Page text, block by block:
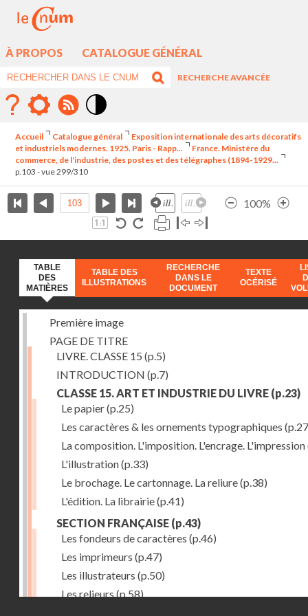
À PROPOS CATALOGUE GÉNÉRAL
RECHERCHE AVANCÉE
élévé
Accueil Catalogue général
Exposition internationale des arts décoratifs
et industriels modernes. 1925. Paris - Rapp...
France. Ministère du
commerce, de l'industrie, des postes et des télégraphes (1894-1929...
p.103 - vue 299/310
100%
TABLE
DES
MATIÈRES
TABLE DES
ILLUSTRATIONS
RECHERCHE
DANS LE
DOCUMENT
TEXTE
OCÉRISÉ
Première image
PAGE DE TITRE
LIVRE. CLASSE 15 (p.5)
INTRODUCTION (p.7)
CLASSE 15. ART ET INDUSTRIE DU LIVRE (p.23)
Le papier(p.25)
Les caractères & les ornements typographiques
La composition. L'imposition. L'encrage. L'impression
L'illustration(p.33)
Le brochage. Le cartonnage. La reliure(p.38)
L'édition. La librairie(p.41)
SECTION FRANÇAISE (p.43)
Les fondeurs de caractères (p.46)
Les imprimeurs (p.47)
Les illustrateurs (p.50)
Les relieurs (p.58)